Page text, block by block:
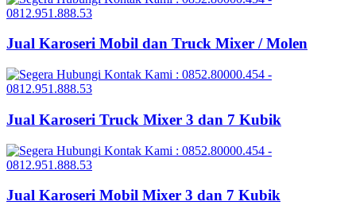
Jual Karoseri Mobil dan Truck Mixer / Molen
Jual Karoseri Truck Mixer 3 dan 7 Kubik
Jual Karoseri Mobil Mixer 3 dan 7 Kubik